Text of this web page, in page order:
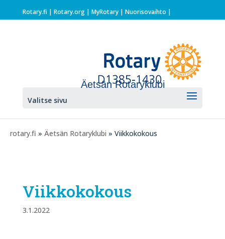
Rotary.fi | Rotary.org| MyRotary | Nuorisovaihto |
Äetsän Rotaryklubi
Valitse sivu
rotary.fi » Äetsän Rotaryklubi » Viikkokokous
Viikkokokous
3.1.2022